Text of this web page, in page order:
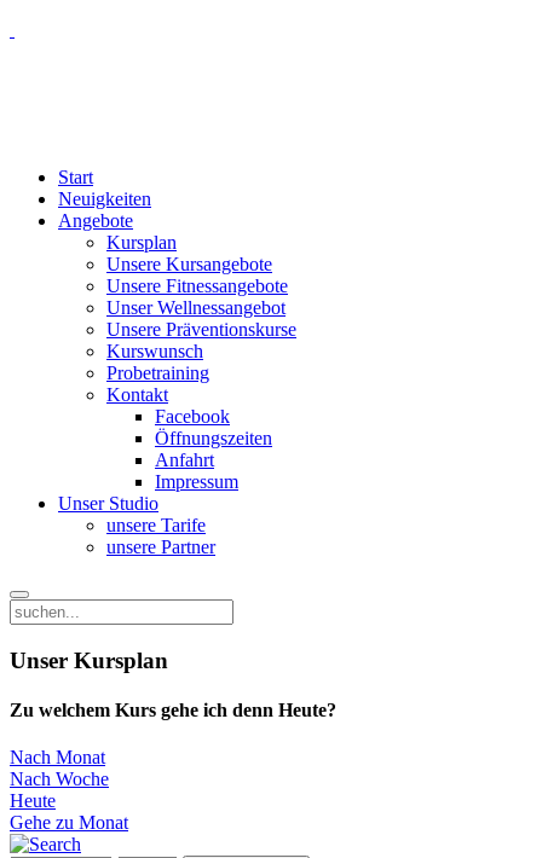
Start
Neuigkeiten
Angebote
Kursplan
Unsere Kursangebote
Unsere Fitnessangebote
Unser Wellnessangebot
Unsere Präventionskurse
Kurswunsch
Probetraining
Kontakt
Facebook
Öffnungszeiten
Anfahrt
Impressum
Unser Studio
unsere Tarife
unsere Partner
Unser Kursplan
Zu welchem Kurs gehe ich denn Heute?
Nach Monat
Nach Woche
Heute
Gehe zu Monat